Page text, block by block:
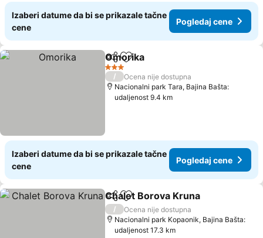
Izaberi datume da bi se prikazale tačne
cene
Pogledaj cene
Deli Dodati u favorite
Omorika
3 Zvezdice
/
Ocena nije dostupna
Nacionalni park Tara, Bajina Bašta:
udaljenost 9.4 km
Izaberi datume da bi se prikazale tačne
cene
Pogledaj cene
Deli Dodati u favorite
Chalet Borova Kruna
/
Ocena nije dostupna
Nacionalni park Kopaonik, Bajina Bašta:
udaljenost 17.3 km